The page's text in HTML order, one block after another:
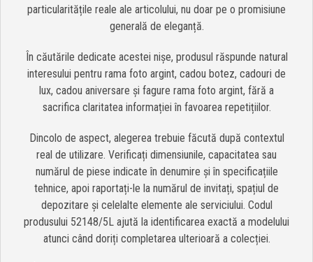
particularitățile reale ale articolului, nu doar pe o promisiune
generală de eleganță.
În căutările dedicate acestei nișe, produsul răspunde natural
interesului pentru rama foto argint, cadou botez, cadouri de
lux, cadou aniversare și fagure rama foto argint, fără a
sacrifica claritatea informației în favoarea repetițiilor.
Dincolo de aspect, alegerea trebuie făcută după contextul
real de utilizare. Verificați dimensiunile, capacitatea sau
numărul de piese indicate în denumire și în specificațiile
tehnice, apoi raportați-le la numărul de invitați, spațiul de
depozitare și celelalte elemente ale serviciului. Codul
produsului 52148/5L ajută la identificarea exactă a modelului
atunci când doriți completarea ulterioară a colecției.